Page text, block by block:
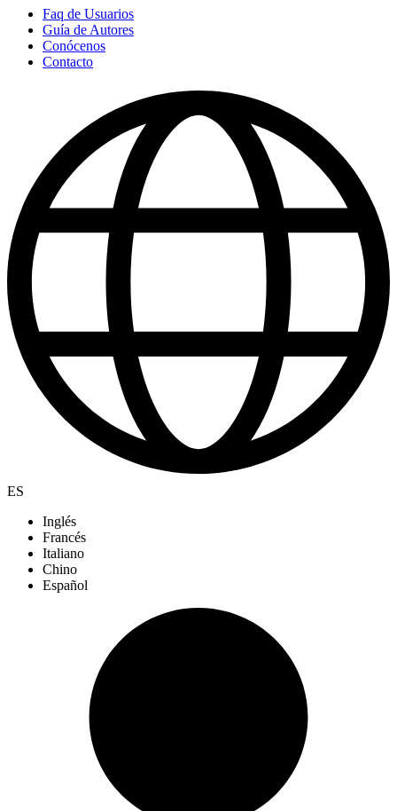
Faq de Usuarios
Guía de Autores
Conócenos
Contacto
ES
Inglés
Francés
Italiano
Chino
Español